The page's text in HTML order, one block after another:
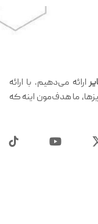
ارائه می‌دهیم. با ارائه
ما هدف‌مون اینه که